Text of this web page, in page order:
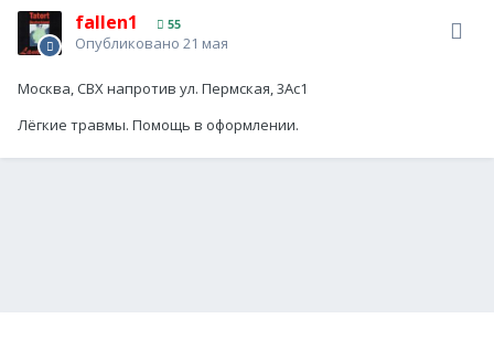
fallen1 55
Опубликовано 21 мая
Москва, СВХ напротив ул. Пермская, 3Ас1
Лёгкие травмы. Помощь в оформлении.